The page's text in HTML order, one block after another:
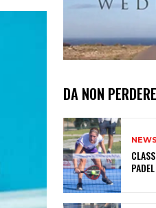
DA NON PERDERE
NEWS
PADEL